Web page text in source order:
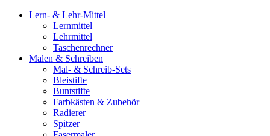
Lern- & Lehr-Mittel
Lernmittel
Lehrmittel
Taschenrechner
Malen & Schreiben
Mal- & Schreib-Sets
Bleistifte
Buntstifte
Farbkästen & Zubehör
Radierer
Spitzer